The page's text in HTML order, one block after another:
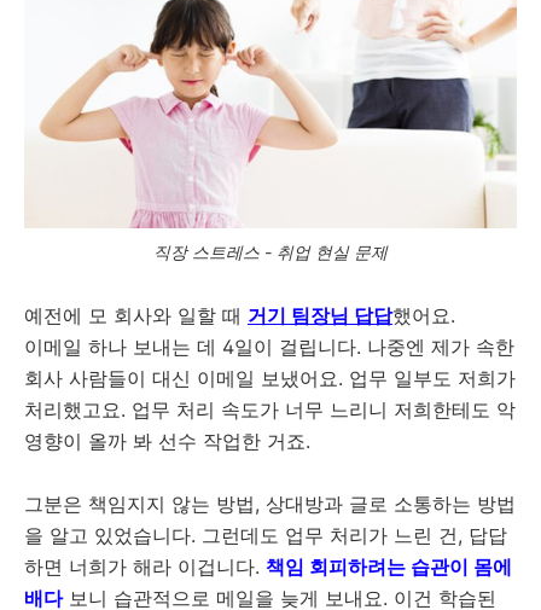
직장 스트레스 - 취업 현실 문제
예전에 모 회사와 일할 때 거기 팀장님 답답했어요.
이메일 하나 보내는 데 4일이 걸립니다. 나중엔 제가 속한
회사 사람들이 대신 이메일 보냈어요. 업무 일부도 저희가
처리했고요. 업무 처리 속도가 너무 느리니 저희한테도 악
영향이 올까 봐 선수 작업한 거죠.
그분은 책임지지 않는 방법, 상대방과 글로 소통하는 방법
을 알고 있었습니다. 그런데도 업무 처리가 느린 건, 답답
하면 너희가 해라 이겁니다. 책임 회피하려는 습관이 몸에
배다보니 습관적으로 메일을 늦게 보내요. 이건 학습된